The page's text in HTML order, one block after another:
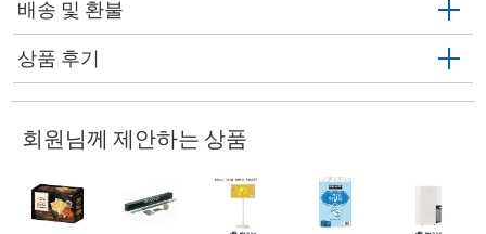
배송 및 환불
상품 후기
회원님께 제안하는 상품